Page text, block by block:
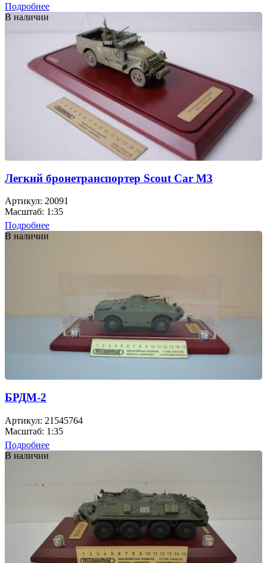
Подробнее
В наличии
Легкий бронетранспортер Scout Car M3
Артикул: 20091
Масштаб: 1:35
Подробнее
В наличии
БРДМ-2
Артикул: 21545764
Масштаб: 1:35
Подробнее
В наличии